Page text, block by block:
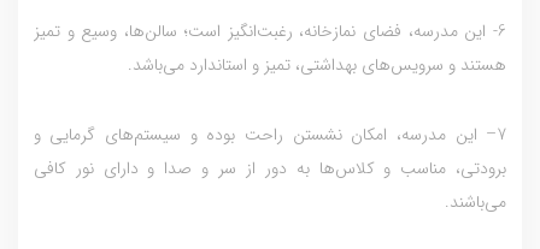
6- این مدرسه، فضاي نمازخانه، رغبت‌انگيز است؛ سالن‌ها، وسيع و تميز
هستند و سرويس‌هاي بهداشتي، تميز و استاندارد مي‌باشد.
7– این مدرسه، امکان نشستن راحت بوده و سيستم‌هاي گرمايي و
برودتي، مناسب و کلاس‌ها به دور از سر و صدا و داراي نور کافي
مي‌باشند.